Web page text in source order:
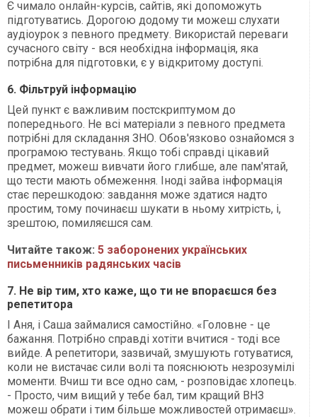
Є чимало онлайн-курсів, сайтів, які допоможуть
підготуватись. Дорогою додому ти можеш слухати
аудіоурок з певного предмету. Використай переваги
сучасного світу - вся необхідна інформація, яка
потрібна для підготовки, є у відкритому доступі.
6. Фільтруй інформацію
Цей пункт є важливим постскриптумом до
попереднього. Не всі матеріали з певного предмета
потрібні для складання ЗНО. Обов'язково ознайомся з
програмою тестувань. Якщо тобі справді цікавий
предмет, можеш вивчати його глибше, але пам'ятай,
що тести мають обмеження. Іноді зайва інформація
стає перешкодою: завдання може здатися надто
простим, тому починаєш шукати в ньому хитрість, і,
зрештою, помиляєшся сам.
Читайте також: 5 заборонених українських
письменників радянських часів
7. Не вір тим, хто каже, що ти не впораєшся без
репетитора
І Аня, і Саша займалися самостійно. «Головне - це
бажання. Потрібно справді хотіти вчитися - тоді все
вийде. А репетитори, зазвичай, змушують готуватися,
коли не вистачає сили волі та пояснюють незрозумілі
моменти. Вчиш ти все одно сам, - розповідає хлопець.
- Просто, чим вищий у тебе бал, тим кращий ВНЗ
можеш обрати і тим більше можливостей отримаєш».